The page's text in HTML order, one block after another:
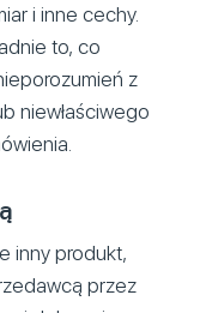
i inne cechy.
to, co
z
niewłaściwego
inny produkt,
przez